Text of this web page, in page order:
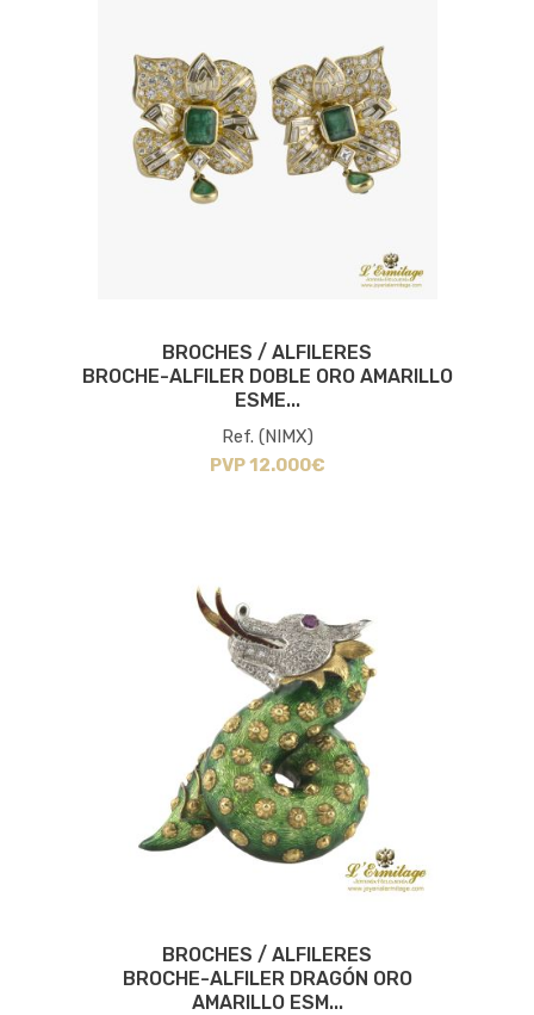
BROCHES / ALFILERES
BROCHE-ALFILER DOBLE ORO AMARILLO
ESME...
Ref. (NIMX)
PVP 12.000€
BROCHES / ALFILERES
BROCHE-ALFILER DRAGÓN ORO
AMARILLO ESM...